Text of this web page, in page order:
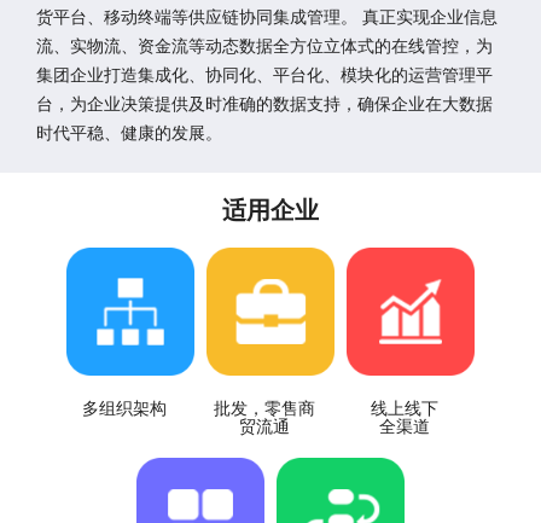
货平台、移动终端等供应链协同集成管理。 真正实现企业信息
流、实物流、资金流等动态数据全方位立体式的在线管控，为
集团企业打造集成化、协同化、平台化、模块化的运营管理平
台，为企业决策提供及时准确的数据支持，确保企业在大数据
时代平稳、健康的发展。
适用企业
多组织架构
批发，零售商
贸流通
线上线下
全渠道